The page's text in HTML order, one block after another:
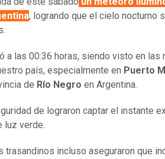
, logrando que el cielo nocturno
a las 00:36 horas, siendo visto en las
país, especialmente en Puerto
de Río Negro en Argentina.
de lograron captar el instante
luz verde.
trasandinos incluso aseguraron que